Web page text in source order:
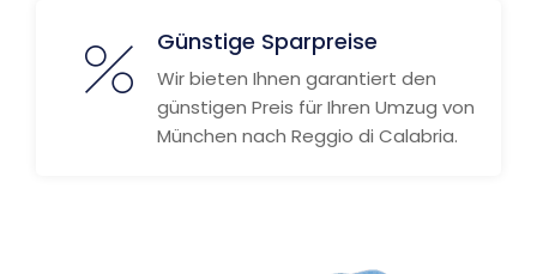
Günstige Sparpreise
Wir bieten Ihnen garantiert den
günstigen Preis für Ihren Umzug von
München nach Reggio di Calabria.